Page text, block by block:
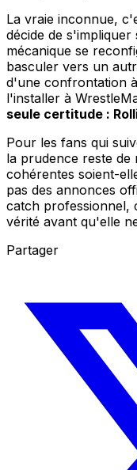
La vraie inconnue,
décide de
mécanique se
basculer vers un
d'une confrontation
l'installer à
seule certitude :
Pour les fans qui
la prudence reste de
cohérentes soient-
pas des annonces
catch professionnel,
vérité avant qu'elle
Partager